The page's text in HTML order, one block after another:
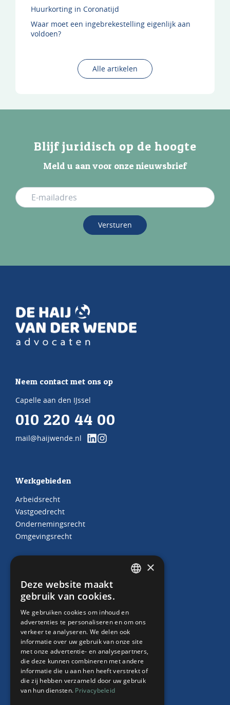
Huurkorting in Coronatijd
Waar moet een ingebrekestelling eigenlijk aan
voldoen?
Alle artikelen
Blijf juridisch op de hoogte
Meld u aan voor onze nieuwsbrief
Versturen
Neem contact met ons op
Capelle aan den IJssel
010 220 44 00
mail@haijwende.nl
Werkgebieden
Arbeidsrecht
Vastgoedrecht
Ondernemingsrecht
Omgevingsrecht
Juridische producten
Arbeidscontracten
HR Abonnement
Contract “thuiswerken”
Whitepaper Faillissement debiteur
Over ons
Team
×
Deze website maakt
gebruik van cookies.
We gebruiken cookies om inhoud en
advertenties te personaliseren en om ons
verkeer te analyseren. We delen ook
informatie over uw gebruik van onze site
met onze advertentie- en analysepartners,
die deze kunnen combineren met andere
informatie die u aan hen heeft verstrekt of
die zij hebben verzameld door uw gebruik
van hun diensten. Privacybeleid